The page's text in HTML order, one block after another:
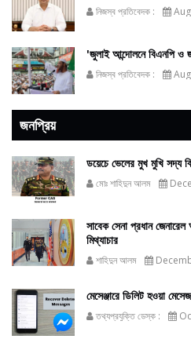
নিজস্ব প্রতিবেদক :
'জুলাই আন্দোলনে বিএনপি ও
নিজস্ব প্রতিবেদক :
জনপ্রিয়
ডয়েচে ভেলের মুখ মুখি সদ্য
মোঃ শাহিদুন আলম
সাবেক সেনা প্রধান
মিথ্যাচার
শাহিদুন আলম
মেসেঞ্জারে ডিলিট হওয়া
তথ্যপ্রযুক্তি ডেস্ক :